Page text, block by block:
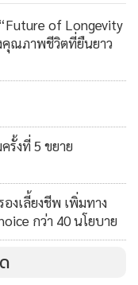
อตัวลงได้ และจากการ
นมีนาคมนี้ ตลาดคาด
ยของแผนปฏิรูป
มขึ้นอีก ดังนั้นนักลงทุน
โอกาสดีในการทยอย
สเติบโตจากการลงทุน
ไชน่า หุ้นทุน (K-
ทุนสอดคล้องกับแผน
of Longevity
คุณภาพชีวิตที่ยืนยาว
รั้งที่ 5 ขยาย
งเลี้ยงชีพ เพิ่มทาง
กว่า 40 นโยบาย